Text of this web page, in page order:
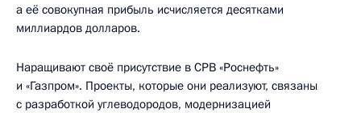
а её совокупная прибыль исчисляется десятками
миллиардов долларов.
Наращивают своё присутствие в СРВ «Роснефть»
и «Газпром». Проекты, которые они реализуют, связаны
с разработкой углеводородов, модернизацией